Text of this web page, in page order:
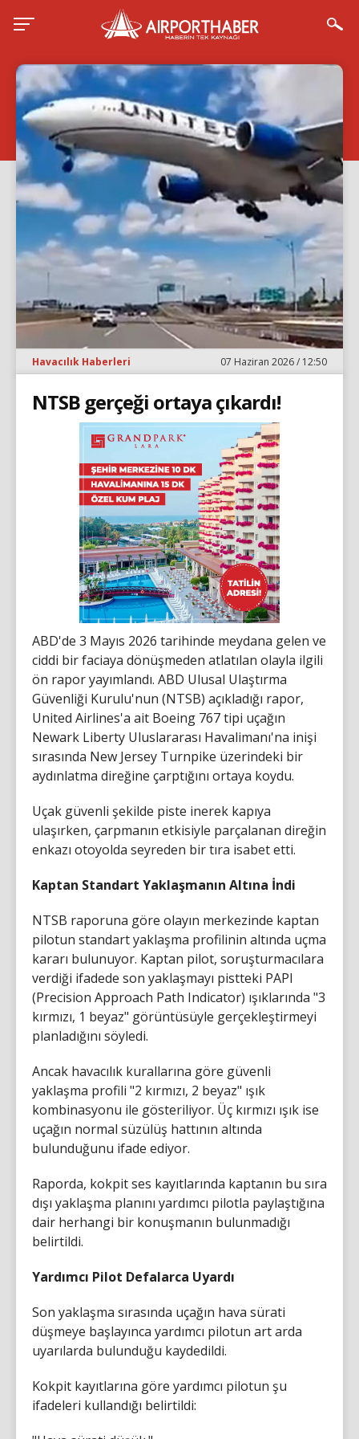
Havacılık Haberleri 07 Haziran 2026 / 12:50
NTSB gerçeği ortaya çıkardı!
ABD'de 3 Mayıs 2026 tarihinde meydana gelen ve
ciddi bir faciaya dönüşmeden atlatılan olayla ilgili
ön rapor yayımlandı. ABD Ulusal Ulaştırma
Güvenliği Kurulu'nun (NTSB) açıkladığı rapor,
United Airlines'a ait Boeing 767 tipi uçağın
Newark Liberty Uluslararası Havalimanı'na inişi
sırasında New Jersey Turnpike üzerindeki bir
aydınlatma direğine çarptığını ortaya koydu.
Uçak güvenli şekilde piste inerek kapıya
ulaşırken, çarpmanın etkisiyle parçalanan direğin
enkazı otoyolda seyreden bir tıra isabet etti.
Kaptan Standart Yaklaşmanın Altına İndi
NTSB raporuna göre olayın merkezinde kaptan
pilotun standart yaklaşma profilinin altında uçma
kararı bulunuyor. Kaptan pilot, soruşturmacılara
verdiği ifadede son yaklaşmayı pistteki PAPI
(Precision Approach Path Indicator) ışıklarında "3
kırmızı, 1 beyaz" görüntüsüyle gerçekleştirmeyi
planladığını söyledi.
Ancak havacılık kurallarına göre güvenli
yaklaşma profili "2 kırmızı, 2 beyaz" ışık
kombinasyonu ile gösteriliyor. Üç kırmızı ışık ise
uçağın normal süzülüş hattının altında
bulunduğunu ifade ediyor.
Raporda, kokpit ses kayıtlarında kaptanın bu sıra
dışı yaklaşma planını yardımcı pilotla paylaştığına
dair herhangi bir konuşmanın bulunmadığı
belirtildi.
Yardımcı Pilot Defalarca Uyardı
Son yaklaşma sırasında uçağın hava sürati
düşmeye başlayınca yardımcı pilotun art arda
uyarılarda bulunduğu kaydedildi.
Kokpit kayıtlarına göre yardımcı pilotun şu
ifadeleri kullandığı belirtildi: